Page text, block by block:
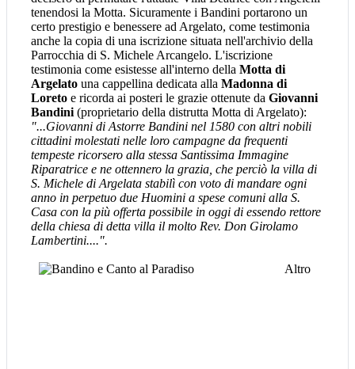
tenendosi la Motta. Sicuramente i Bandini portarono un
certo prestigio e benessere ad Argelato, come testimonia
anche la copia di una iscrizione situata nell'archivio della
Parrocchia di S. Michele Arcangelo. L'iscrizione
testimonia come esistesse all'interno della Motta di
Argelato una cappellina dedicata alla Madonna di
Loreto e ricorda ai posteri le grazie ottenute da Giovanni
Bandini (proprietario della distrutta Motta di Argelato):
"...Giovanni di Astorre Bandini nel 1580 con altri nobili
cittadini molestati nelle loro campagne da frequenti
tempeste ricorsero alla stessa Santissima Immagine
Riparatrice e ne ottennero la grazia, che perciò la villa di
S. Michele di Argelata stabilì con voto di mandare ogni
anno in perpetuo due Huomini a spese comuni alla S.
Casa con la più offerta possibile in oggi di essendo rettore
della chiesa di detta villa il molto Rev. Don Girolamo
Lambertini....".
Altro